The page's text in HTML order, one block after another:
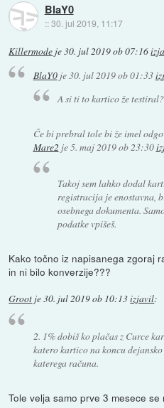
BlaY0
::30. jul 2019, 11:17
Killermode je30. jul 2019 ob 07:16
BlaY0je30. jul 2019 ob 01:33
A si ti to kartico že testiral?
Če bi prebral tole bi že imel
Mare2je5. maj 2019 ob 23:30
Takoj sem lahko dodal
registracija je enostavna,
osebnega dokumenta.
podatke vpišeš.
Kako točno iz napisanega zgoraj
in ni bilo konverzije???
Groot je30. jul 2019 ob 10:13izjavil:
2. 1% dobiš ko plačas z Curce
katero kartico na koncu
katerega računa.
Tole velja samo prve 3 mesece se